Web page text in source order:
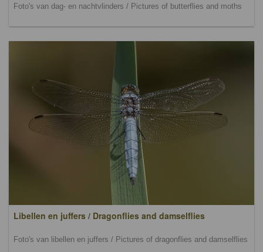
Foto's van dag- en nachtvlinders / Pictures of butterflies and moths
Libellen en juffers / Dragonflies and damselflies
Foto's van libellen en juffers / Pictures of dragonflies and damselflies